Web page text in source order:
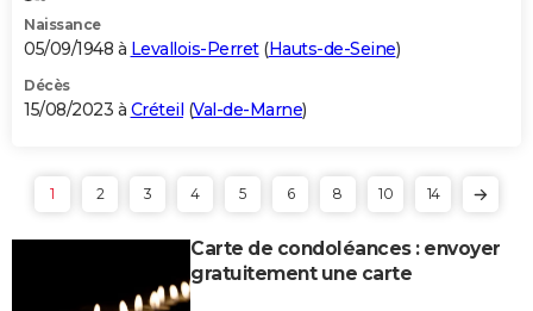
Naissance
05/09/1948 à Levallois-Perret(Hauts-de-Seine)
Décès
15/08/2023 à Créteil (Val-de-Marne)
1 2 3 4 5 6 8 10 14
Carte de condoléances : envoyer
gratuitement une carte